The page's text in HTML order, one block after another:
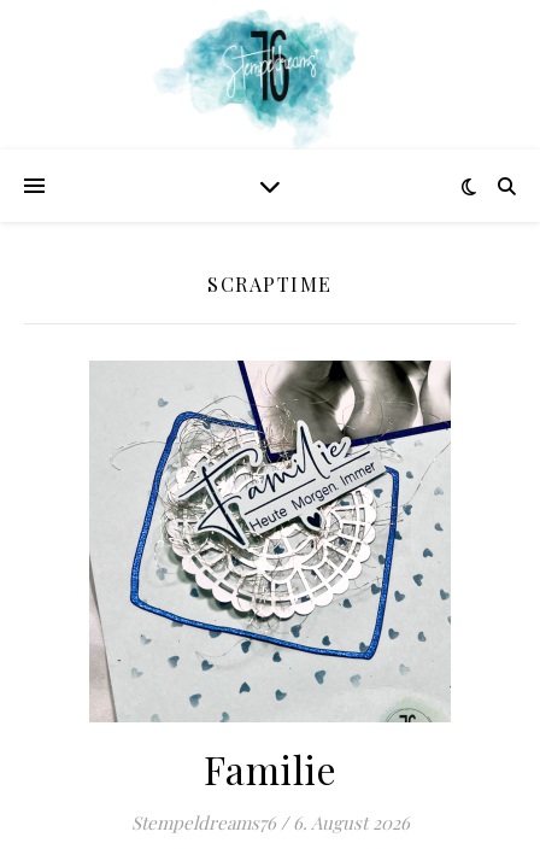
SCRAPTIME
Familie
Stempeldreams76 / 6. August 2026